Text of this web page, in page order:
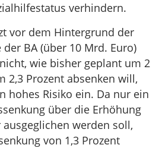
verhindern.
vor dem Hintergrund der
BA (über 10 Mrd. Euro)
wie bisher geplant um 2
2,3 Prozent absenken will,
hohes Risiko ein. Da nur ein
über die Erhöhung
werden soll,
von 1,3 Prozent